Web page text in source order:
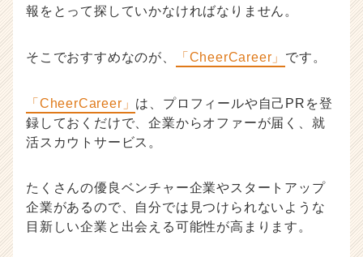
報をとって探していかなければなりません。
そこでおすすめなのが、 「CheerCareer」 です。
「CheerCareer」 は、プロフィールや自己PRを登
録しておくだけで、企業からオファーが届く、就
活スカウトサービス。
たくさんの優良ベンチャー企業やスタートアップ
企業があるので、自分では見つけられないような
目新しい企業と出会える可能性が高まります。